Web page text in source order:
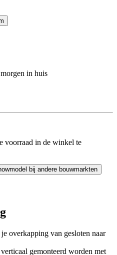
in huis
voorraad in de winkel te
bij andere bouwmarkten
overkapping van gesloten naar
gemonteerd worden met